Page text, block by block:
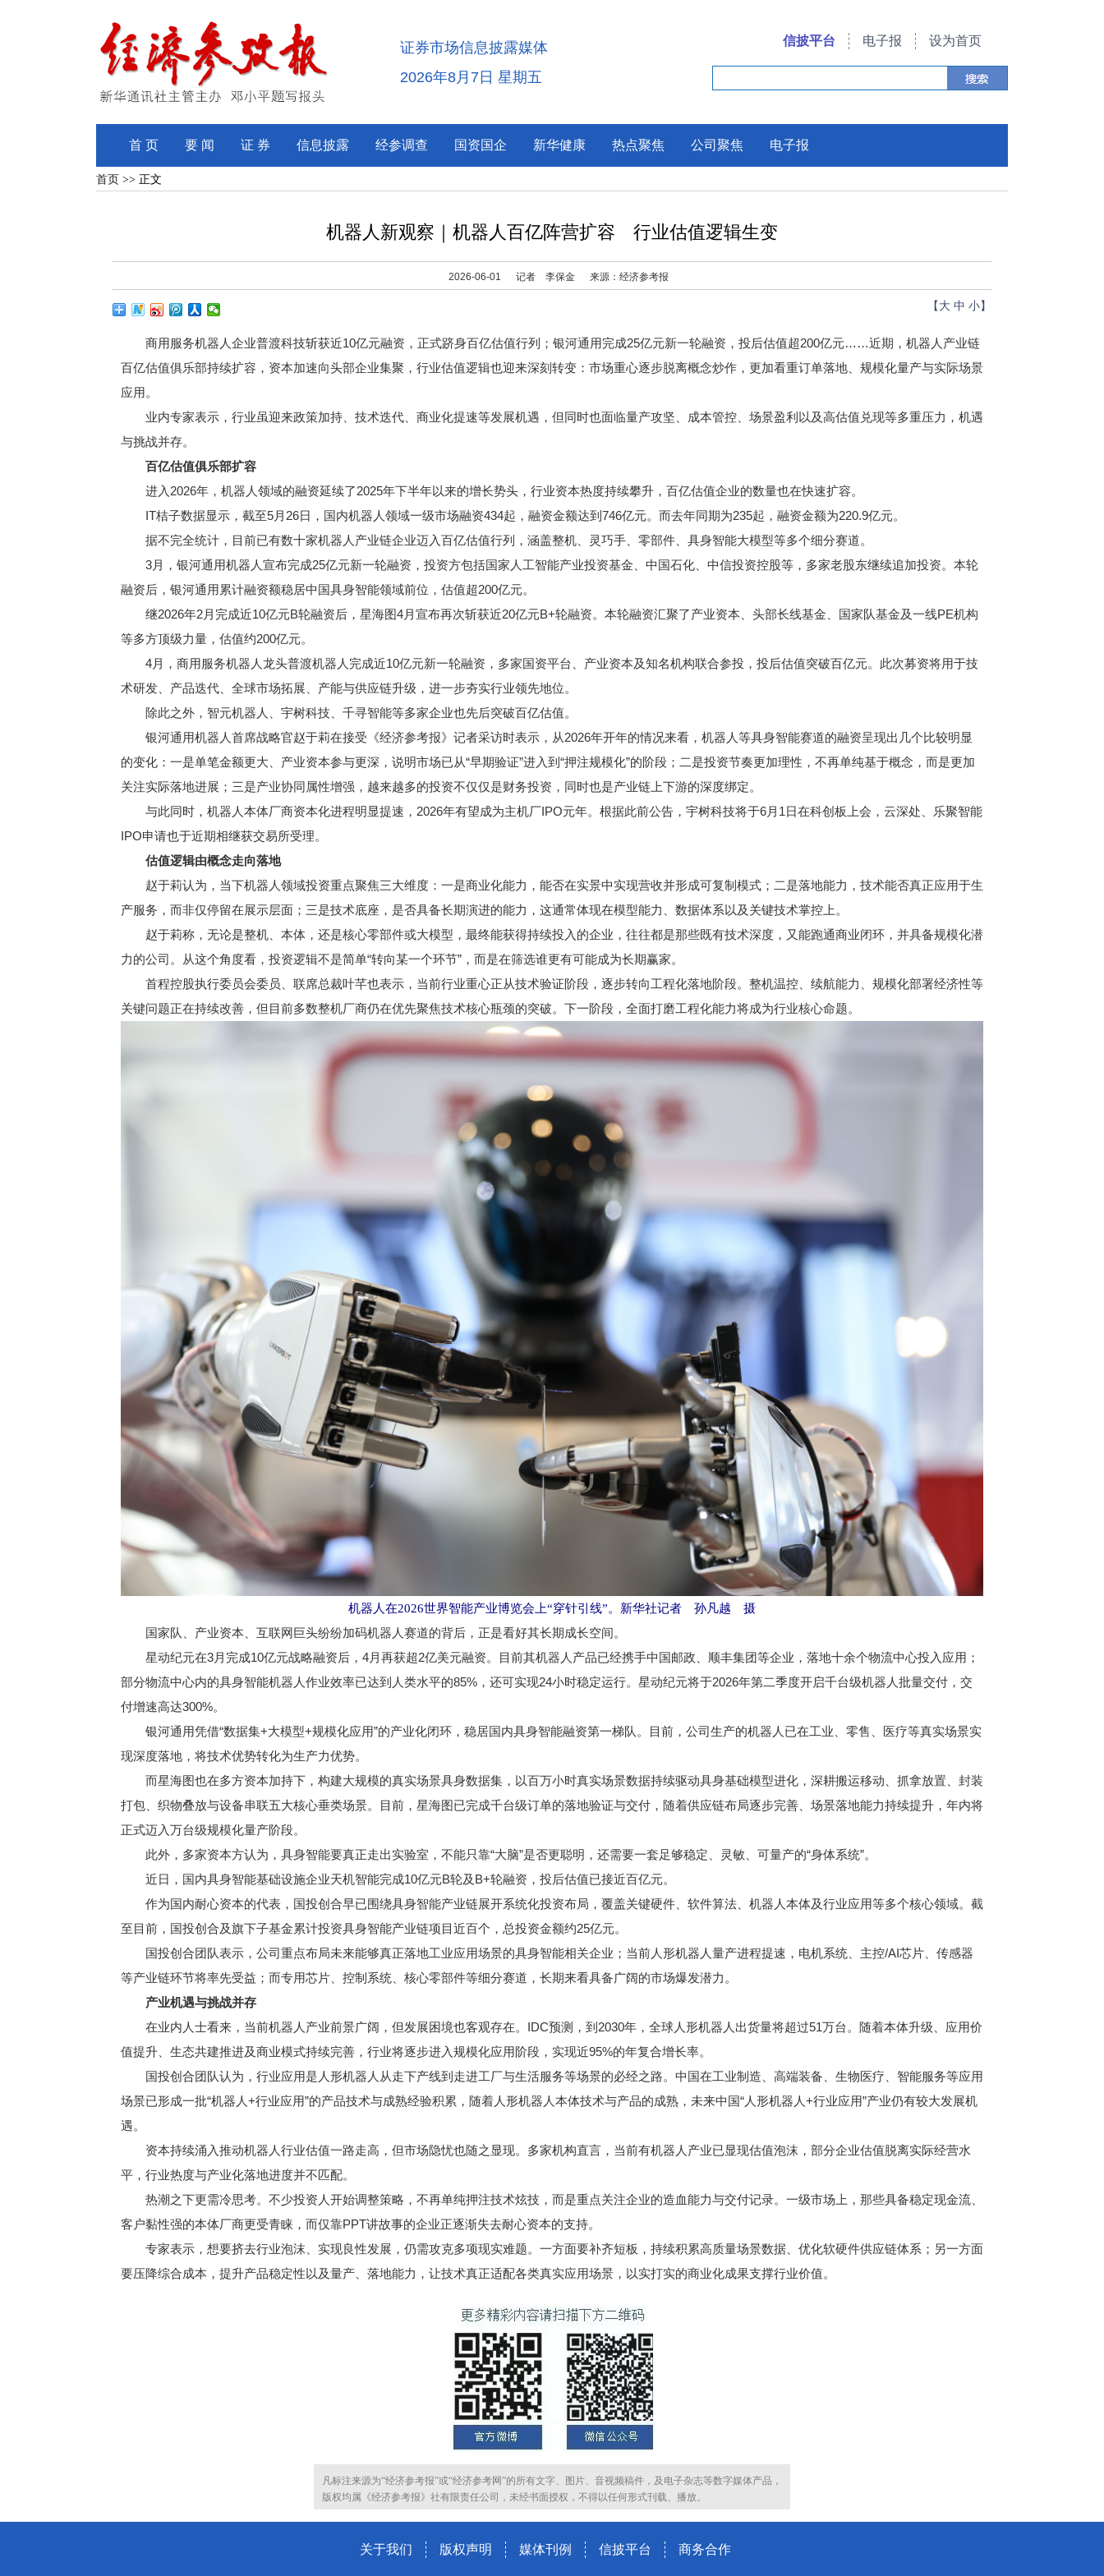
证券市场信息披露媒体
2026年8月7日 星期五
信披平台 电子报 设为首页
首 页 要 闻 证 券 信息披露 经参调查 国资国企 新华健康 热点聚焦 公司聚焦 电子报
首页 >> 正文
机器人新观察｜机器人百亿阵营扩容 行业估值逻辑生变
2026-06-01 记者 李保金 来源：经济参考报
【 大 中 小】
商用服务机器人企业普渡科技斩获近10亿元融资，正式跻身百亿估值行列；银河通用完成25亿元新一轮融资，投后估值超200亿元……近期，机器人产业链
百亿估值俱乐部持续扩容，资本加速向头部企业集聚，行业估值逻辑也迎来深刻转变：市场重心逐步脱离概念炒作，更加看重订单落地、规模化量产与实际场景
应用。
业内专家表示，行业虽迎来政策加持、技术迭代、商业化提速等发展机遇，但同时也面临量产攻坚、成本管控、场景盈利以及高估值兑现等多重压力，机遇
与挑战并存。
百亿估值俱乐部扩容
进入2026年，机器人领域的融资延续了2025年下半年以来的增长势头，行业资本热度持续攀升，百亿估值企业的数量也在快速扩容。
IT桔子数据显示，截至5月26日，国内机器人领域一级市场融资434起，融资金额达到746亿元。而去年同期为235起，融资金额为220.9亿元。
据不完全统计，目前已有数十家机器人产业链企业迈入百亿估值行列，涵盖整机、灵巧手、零部件、具身智能大模型等多个细分赛道。
3月，银河通用机器人宣布完成25亿元新一轮融资，投资方包括国家人工智能产业投资基金、中国石化、中信投资控股等，多家老股东继续追加投资。本轮
融资后，银河通用累计融资额稳居中国具身智能领域前位，估值超200亿元。
继2026年2月完成近10亿元B轮融资后，星海图4月宣布再次斩获近20亿元B+轮融资。本轮融资汇聚了产业资本、头部长线基金、国家队基金及一线PE机构
等多方顶级力量，估值约200亿元。
4月，商用服务机器人龙头普渡机器人完成近10亿元新一轮融资，多家国资平台、产业资本及知名机构联合参投，投后估值突破百亿元。此次募资将用于技
术研发、产品迭代、全球市场拓展、产能与供应链升级，进一步夯实行业领先地位。
除此之外，智元机器人、宇树科技、千寻智能等多家企业也先后突破百亿估值。
银河通用机器人首席战略官赵于莉在接受《经济参考报》记者采访时表示，从2026年开年的情况来看，机器人等具身智能赛道的融资呈现出几个比较明显
的变化：一是单笔金额更大、产业资本参与更深，说明市场已从“早期验证”进入到“押注规模化”的阶段；二是投资节奏更加理性，不再单纯基于概念，而是更加
关注实际落地进展；三是产业协同属性增强，越来越多的投资不仅仅是财务投资，同时也是产业链上下游的深度绑定。
与此同时，机器人本体厂商资本化进程明显提速，2026年有望成为主机厂IPO元年。根据此前公告，宇树科技将于6月1日在科创板上会，云深处、乐聚智能
IPO申请也于近期相继获交易所受理。
估值逻辑由概念走向落地
赵于莉认为，当下机器人领域投资重点聚焦三大维度：一是商业化能力，能否在实景中实现营收并形成可复制模式；二是落地能力，技术能否真正应用于生
产服务，而非仅停留在展示层面；三是技术底座，是否具备长期演进的能力，这通常体现在模型能力、数据体系以及关键技术掌控上。
赵于莉称，无论是整机、本体，还是核心零部件或大模型，最终能获得持续投入的企业，往往都是那些既有技术深度，又能跑通商业闭环，并具备规模化潜
力的公司。从这个角度看，投资逻辑不是简单“转向某一个环节”，而是在筛选谁更有可能成为长期赢家。
首程控股执行委员会委员、联席总裁叶芊也表示，当前行业重心正从技术验证阶段，逐步转向工程化落地阶段。整机温控、续航能力、规模化部署经济性等
关键问题正在持续改善，但目前多数整机厂商仍在优先聚焦技术核心瓶颈的突破。下一阶段，全面打磨工程化能力将成为行业核心命题。
机器人在2026世界智能产业博览会上“穿针引线”。新华社记者 孙凡越 摄
国家队、产业资本、互联网巨头纷纷加码机器人赛道的背后，正是看好其长期成长空间。
星动纪元在3月完成10亿元战略融资后，4月再获超2亿美元融资。目前其机器人产品已经携手中国邮政、顺丰集团等企业，落地十余个物流中心投入应用；
部分物流中心内的具身智能机器人作业效率已达到人类水平的85%，还可实现24小时稳定运行。星动纪元将于2026年第二季度开启千台级机器人批量交付，交
付增速高达300%。
银河通用凭借“数据集+大模型+规模化应用”的产业化闭环，稳居国内具身智能融资第一梯队。目前，公司生产的机器人已在工业、零售、医疗等真实场景实
现深度落地，将技术优势转化为生产力优势。
而星海图也在多方资本加持下，构建大规模的真实场景具身数据集，以百万小时真实场景数据持续驱动具身基础模型进化，深耕搬运移动、抓拿放置、封装
打包、织物叠放与设备串联五大核心垂类场景。目前，星海图已完成千台级订单的落地验证与交付，随着供应链布局逐步完善、场景落地能力持续提升，年内将
正式迈入万台级规模化量产阶段。
此外，多家资本方认为，具身智能要真正走出实验室，不能只靠“大脑”是否更聪明，还需要一套足够稳定、灵敏、可量产的“身体系统”。
近日，国内具身智能基础设施企业天机智能完成10亿元B轮及B+轮融资，投后估值已接近百亿元。
作为国内耐心资本的代表，国投创合早已围绕具身智能产业链展开系统化投资布局，覆盖关键硬件、软件算法、机器人本体及行业应用等多个核心领域。截
至目前，国投创合及旗下子基金累计投资具身智能产业链项目近百个，总投资金额约25亿元。
国投创合团队表示，公司重点布局未来能够真正落地工业应用场景的具身智能相关企业；当前人形机器人量产进程提速，电机系统、主控/AI芯片、传感器
等产业链环节将率先受益；而专用芯片、控制系统、核心零部件等细分赛道，长期来看具备广阔的市场爆发潜力。
产业机遇与挑战并存
在业内人士看来，当前机器人产业前景广阔，但发展困境也客观存在。IDC预测，到2030年，全球人形机器人出货量将超过51万台。随着本体升级、应用价
值提升、生态共建推进及商业模式持续完善，行业将逐步进入规模化应用阶段，实现近95%的年复合增长率。
国投创合团队认为，行业应用是人形机器人从走下产线到走进工厂与生活服务等场景的必经之路。中国在工业制造、高端装备、生物医疗、智能服务等应用
场景已形成一批“机器人+行业应用”的产品技术与成熟经验积累，随着人形机器人本体技术与产品的成熟，未来中国“人形机器人+行业应用”产业仍有较大发展机
遇。
资本持续涌入推动机器人行业估值一路走高，但市场隐忧也随之显现。多家机构直言，当前有机器人产业已显现估值泡沫，部分企业估值脱离实际经营水
平，行业热度与产业化落地进度并不匹配。
热潮之下更需冷思考。不少投资人开始调整策略，不再单纯押注技术炫技，而是重点关注企业的造血能力与交付记录。一级市场上，那些具备稳定现金流、
客户黏性强的本体厂商更受青睐，而仅靠PPT讲故事的企业正逐渐失去耐心资本的支持。
专家表示，想要挤去行业泡沫、实现良性发展，仍需攻克多项现实难题。一方面要补齐短板，持续积累高质量场景数据、优化软硬件供应链体系；另一方面
要压降综合成本，提升产品稳定性以及量产、落地能力，让技术真正适配各类真实应用场景，以实打实的商业化成果支撑行业价值。
凡标注来源为“经济参考报”或“经济参考网”的所有文字、图片、音视频稿件，及电子杂志等数字媒体产品，
版权均属《经济参考报》社有限责任公司，未经书面授权，不得以任何形式刊载、播放。
关于我们 版权声明 媒体刊例 信披平台 商务合作